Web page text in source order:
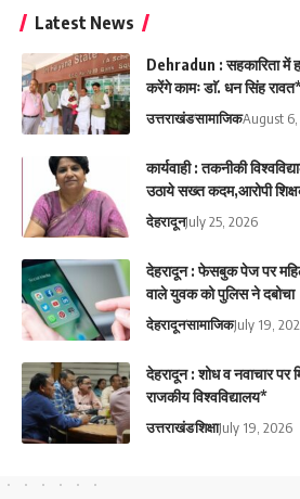
Latest News
Dehradun : सहकारिता में
करेंगे कामः डाॅ. धन सिंह
उत्तराखंडसामाजिकAugust
कार्यवाही : तकनीकी
उठाये सख्त कदम,आरोपी
देहरादूनJuly 25, 2026
देहरादून : फेसबुक पेज पर
वाले युवक को पुलिस ने दबोचा
देहरादूनसामाजिकJuly 19,
देहरादून : शोध व नवाचार
राजकीय विश्वविद्यालय*
उत्तराखंडशिक्षाJuly 19, 2026